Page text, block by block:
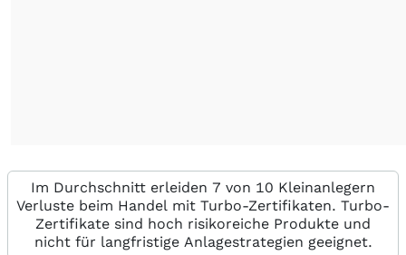
Im Durchschnitt erleiden 7 von 10 Kleinanlegern
Verluste beim Handel mit Turbo-Zertifikaten. Turbo-
Zertifikate sind hoch risikoreiche Produkte und
nicht für langfristige Anlagestrategien geeignet.